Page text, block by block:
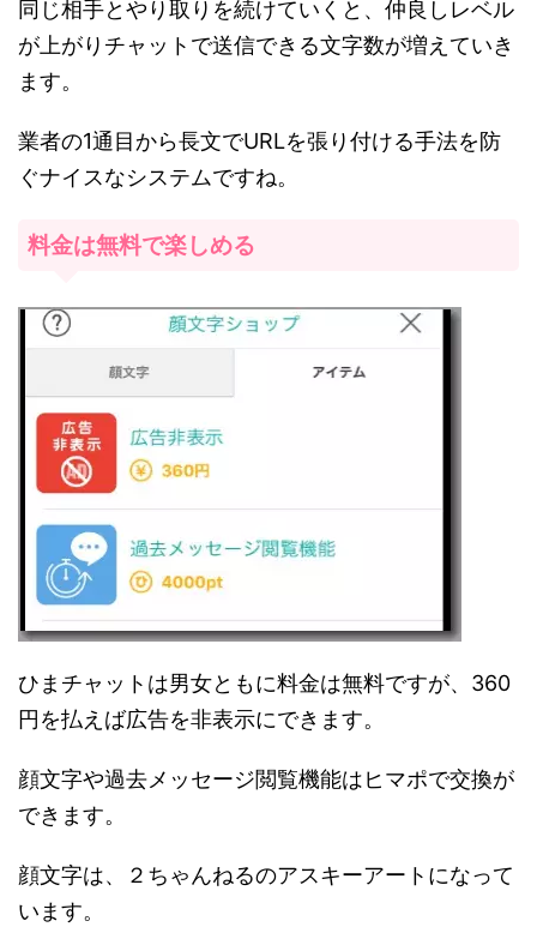
同じ相手とやり取りを続けていくと、仲良しレベル
が上がりチャットで送信できる文字数が増えていき
ます。
業者の1通目から長文でURLを張り付ける手法を防
ぐナイスなシステムですね。
料金は無料で楽しめる
ひまチャットは男女ともに料金は無料ですが、360
円を払えば広告を非表示にできます。
顔文字や過去メッセージ閲覧機能はヒマポで交換が
できます。
顔文字は、２ちゃんねるのアスキーアートになって
います。